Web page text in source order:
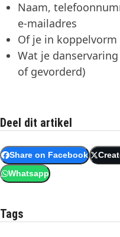
Naam,
e‑mailadres
Of je in
Wat je
of gevorderd)
Deel dit artikel
Share on Facebook
Whatsapp
Tags